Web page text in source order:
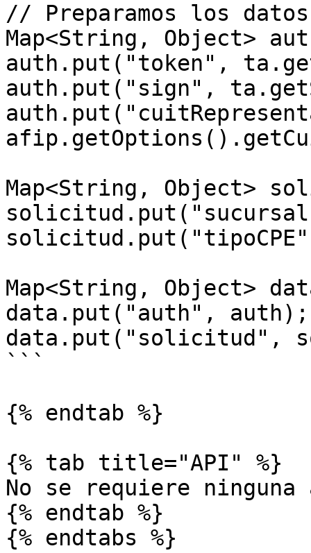
// Preparamos los datos
Map<String, Object>
auth.put("token",
auth.put("sign",
Map<String, Object>
Map<String, Object>
data.put("auth", auth);
data.put("solicitud",
```
{% endtab %}
{% tab title="API" %}
No se requiere
{% endtab %}
{% endtabs %}